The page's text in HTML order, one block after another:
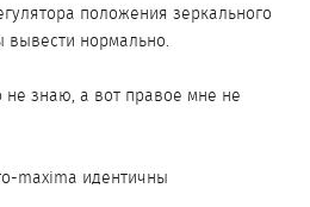
положения зеркального
вывести нормально.
знаю, а вот правое мне не
maxima идентичны